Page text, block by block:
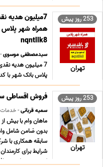
نام با استفاده
253 روز پیش
تهران
7میلیون هدیه
همراه شهر
nqntllk8
سیدمصطفی موسوی
7 میلیون هدیه
چجوری از بانک شهر
بانک شهر پلاس می
253 روز پیش
تهران
فروش اقساطی
سمیه قربانی- خدمات
بدون ضامن شامل
سابقه همکاری با
شرایط برای
کردن تسهیلات